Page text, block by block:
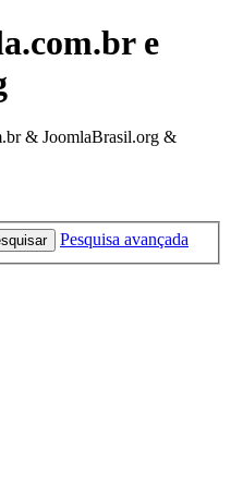
e
& JoomlaBrasil.org &
Pesquisa avançada